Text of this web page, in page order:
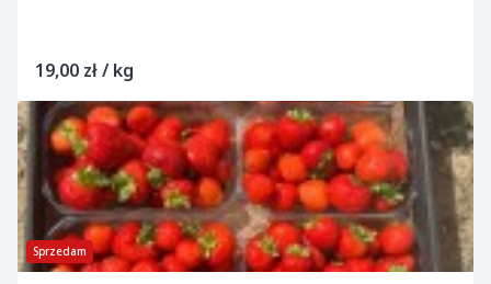
19,00 zł / kg
Sprzedam